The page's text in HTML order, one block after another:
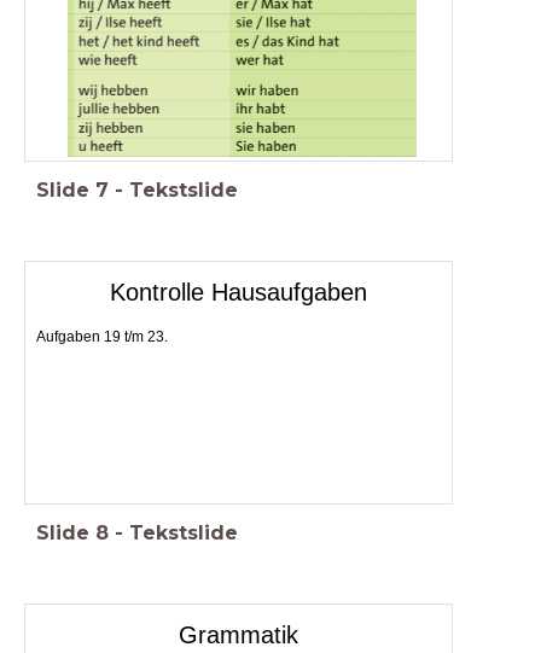
Slide 7 - Tekstslide
Kontrolle Hausaufgaben
Aufgaben 19 t/m 23.
Slide 8 - Tekstslide
Grammatik